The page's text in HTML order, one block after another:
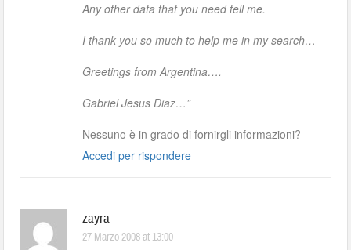
Any other data that you need tell me.
I thank you so much to help me in my search…
Greetings from Argentina….
Gabriel Jesus Diaz…”
Nessuno è in grado di fornirgli informazioni?
Accedi per rispondere
zayra
27 Marzo 2008 at 13:00